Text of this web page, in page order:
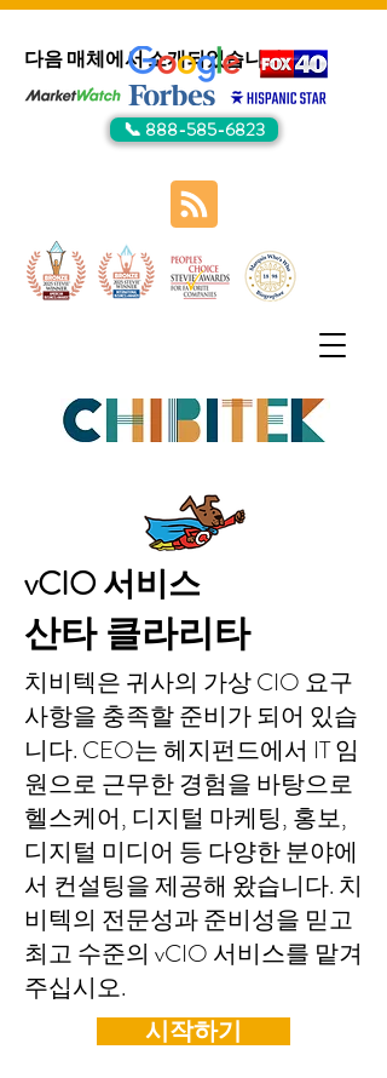
다음 매체에서 소개되었습니다:
📞 888-585-6823
vCIO 서비스
산타 클라리타
치비텍은 귀사의 가상 CIO 요구
사항을 충족할 준비가 되어 있습
니다. CEO는 헤지펀드에서 IT 임
원으로 근무한 경험을 바탕으로
헬스케어, 디지털 마케팅, 홍보,
디지털 미디어 등 다양한 분야에
서 컨설팅을 제공해 왔습니다. 치
비텍의 전문성과 준비성을 믿고
최고 수준의 vCIO 서비스를 맡겨
주십시오.
시작하기